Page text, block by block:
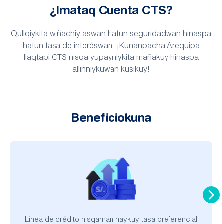
¿Imataq Cuenta CTS?
Qullqiykita wiñachiy aswan hatun seguridadwan hinaspa
hatun tasa de interéswan. ¡Kunanpacha Arequipa
llaqtapi CTS nisqa yupayniykita mañakuy hinaspa
allinniykuwan kusikuy!
Beneficiokuna
Línea de crédito nisqaman haykuy tasa preferencial